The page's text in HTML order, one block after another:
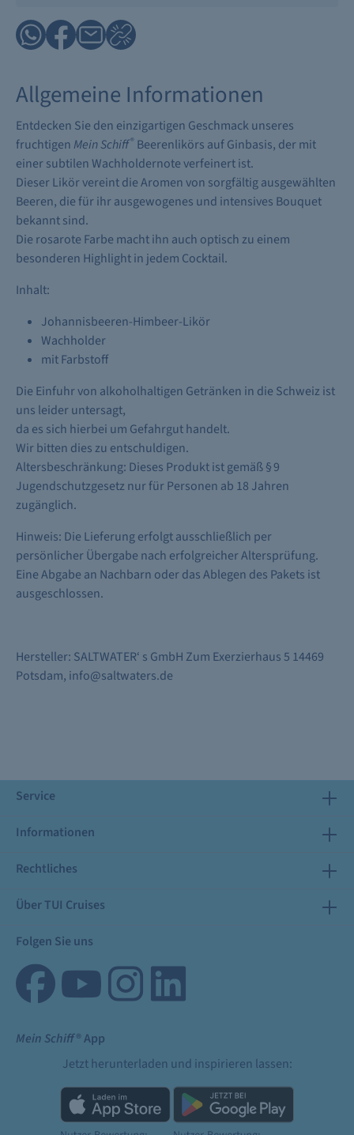
Allgemeine Informationen
Entdecken Sie den einzigartigen Geschmack unseres
fruchtigen Mein Schiff® Beerenlikörs auf Ginbasis, der mit
einer subtilen Wachholdernote verfeinert ist.
Dieser Likör vereint die Aromen von sorgfältig ausgewählten
Beeren, die für ihr ausgewogenes und intensives Bouquet
bekannt sind.
Die rosarote Farbe macht ihn auch optisch zu einem
besonderen Highlight in jedem Cocktail.
Inhalt:
Johannisbeeren-Himbeer-Likör
Wachholder
mit Farbstoff
Die Einfuhr von alkoholhaltigen Getränken in die Schweiz ist
uns leider untersagt,
da es sich hierbei um Gefahrgut handelt.
Wir bitten dies zu entschuldigen.
Altersbeschränkung: Dieses Produkt ist gemäß § 9
Jugendschutzgesetz nur für Personen ab 18 Jahren
zugänglich.
Hinweis: Die Lieferung erfolgt ausschließlich per
persönlicher Übergabe nach erfolgreicher Altersprüfung.
Eine Abgabe an Nachbarn oder das Ablegen des Pakets ist
ausgeschlossen.
Hersteller: SALTWATER‘ s GmbH Zum Exerzierhaus 5 14469
Potsdam, info@saltwaters.de
Service
Informationen
Rechtliches
Über TUI Cruises
Folgen Sie uns
Mein Schiff® App
Jetzt herunterladen und inspirieren lassen: